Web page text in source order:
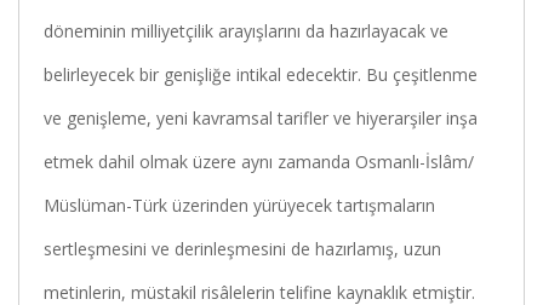
döneminin milliyetçilik arayışlarını da hazırlayacak ve
belirleyecek bir genişliğe intikal edecektir. Bu çeşitlenme
ve genişleme, yeni kavramsal tarifler ve hiyerarşiler inşa
etmek dahil olmak üzere aynı zamanda Osmanlı-İslâm/
Müslüman-Türk üzerinden yürüyecek tartışmaların
sertleşmesini ve derinleşmesini de hazırlamış, uzun
metinlerin, müstakil risâlelerin telifine kaynaklık etmiştir.